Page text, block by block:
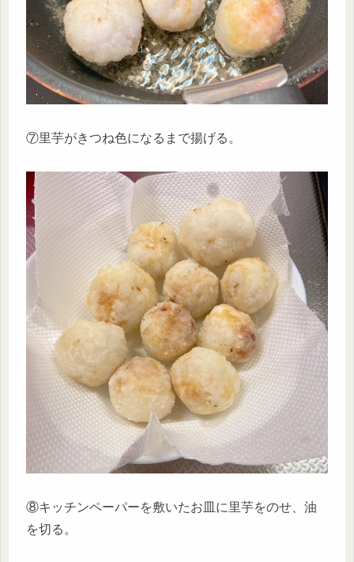
⑦里芋がきつね色になるまで揚げる。
⑧キッチンペーパーを敷いたお皿に里芋をのせ、油
を切る。